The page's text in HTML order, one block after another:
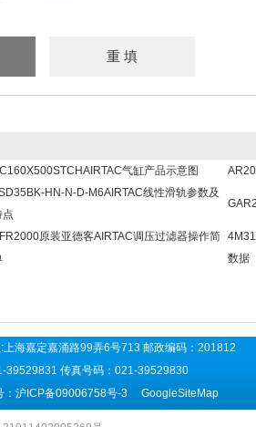
气缸产品示意图
HN-N-D-M6AIRTAC线性滑轨参数及
点
原装亚德客AIRTAC调压过滤器操作简
数据
海嘉定嘉涌路99弄6号713 邮政编码：201812
传真号码：021-39529830
沪ICP备09006758号-3 GoogleSiteMap